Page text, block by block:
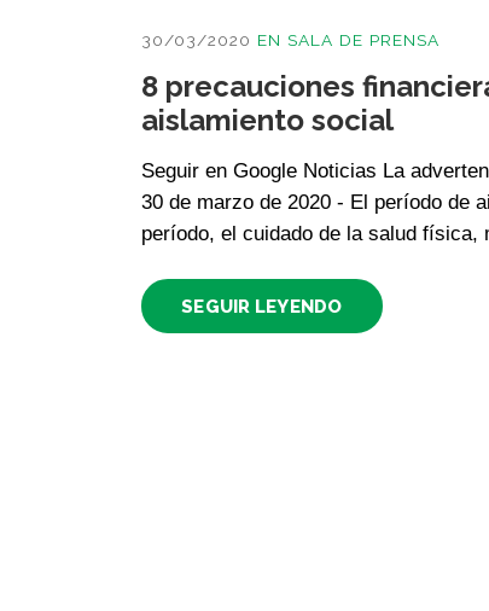
30/03/2020 EN SALA DE PRENSA
8 precauciones
aislamiento social
Seguir en Google Noticias La
30 de marzo de 2020 - El período de
período, el cuidado de la salud física,
SEGUIR LEYENDO